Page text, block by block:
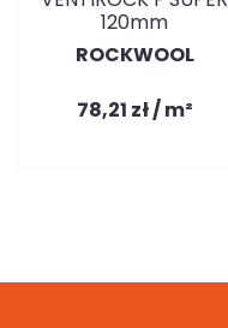
120mm
ROCKWOOL
78,21 zł / m²